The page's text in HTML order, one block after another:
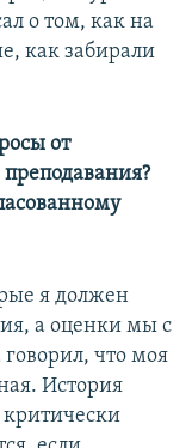
о том, как на
как забирали
от
я должен
а оценки мы с
что моя
История